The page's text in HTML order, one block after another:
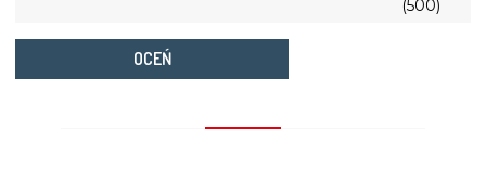
(500)
OCEŃ